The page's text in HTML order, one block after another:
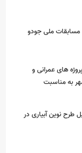
مسابقات ملی جودو
های عمرانی و
به مناسبت
طرح نوین آبیاری در